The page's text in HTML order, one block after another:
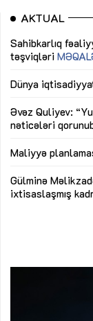
AKTUAL
Sahibkarlıq
təşviqləri
Dünya
Əvəz Quliyev:
nəticələri
Maliyyə
Gülminə
ixtisaslaşmış